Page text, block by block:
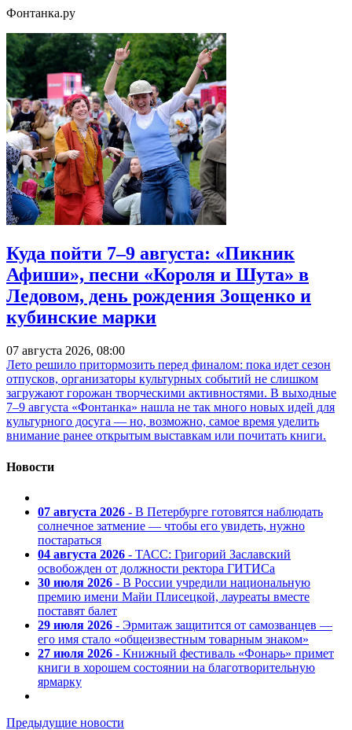
Фонтанка.ру
Куда пойти 7–9 августа: «Пикник
Афиши», песни «Короля и Шута» в
Ледовом, день рождения Зощенко и
кубинские марки
07 августа 2026, 08:00
Лето решило притормозить перед финалом: пока идет сезон
отпусков, организаторы культурных событий не слишком
загружают горожан творческими активностями. В выходные
7–9 августа «Фонтанка» нашла не так много новых идей для
культурного досуга — но, возможно, самое время уделить
внимание ранее открытым выставкам или почитать книги.
Новости
07 августа 2026 - В Петербурге готовятся наблюдать
солнечное затмение — чтобы его увидеть, нужно
постараться
04 августа 2026 - ТАСС: Григорий Заславский
освобожден от должности ректора ГИТИСа
30 июля 2026 - В России учредили национальную
премию имени Майи Плисецкой, лауреаты вместе
поставят балет
29 июля 2026 - Эрмитаж защитится от самозванцев —
его имя стало «общеизвестным товарным знаком»
27 июля 2026 - Книжный фестиваль «Фонарь» примет
книги в хорошем состоянии на благотворительную
ярмарку
Предыдущие новости